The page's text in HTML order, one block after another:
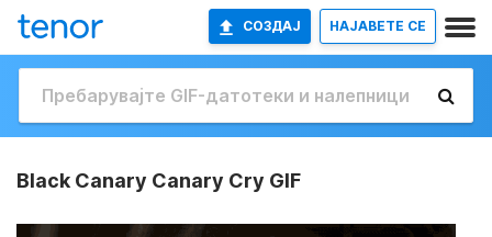
СОЗДАЈ НАЈАВETE СЕ
Black Canary Canary Cry GIF